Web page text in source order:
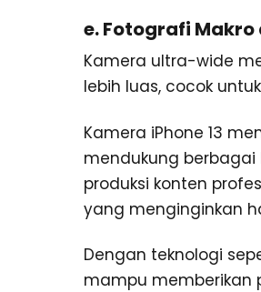
e. Fotografi
Kamera ultra-wide
lebih luas, cocok
Kamera iPhone 13
mendukung
produksi konten
yang menginginkan
Dengan teknologi
mampu memberikan